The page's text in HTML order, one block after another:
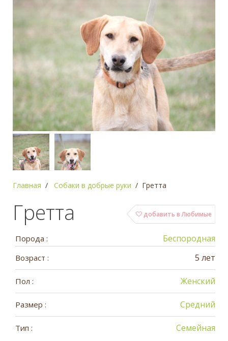
Главная Собаки в добрые руки Гретта
добавить в Любимые
Гретта
Порода : Беспородная
Возраст : 5 лет
Пол : Женский
Размер : Средний
Тип : Семейная